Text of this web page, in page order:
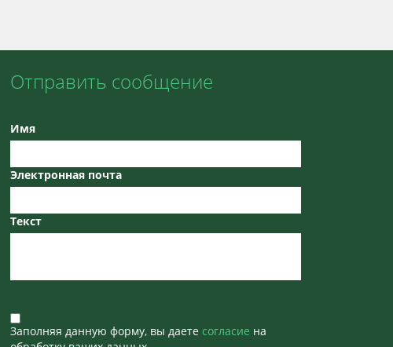
Отправить сообщение
Имя
Электронная почта
Текст
Заполняя данную форму, вы даете согласие на